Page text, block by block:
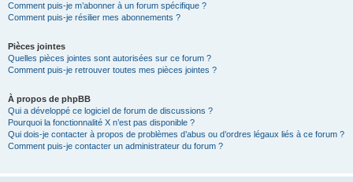
Comment puis-je m’abonner à un forum spécifique ?
Comment puis-je résilier mes abonnements ?
Pièces jointes
Quelles pièces jointes sont autorisées sur ce forum ?
Comment puis-je retrouver toutes mes pièces jointes ?
À propos de phpBB
Qui a développé ce logiciel de forum de discussions ?
Pourquoi la fonctionnalité X n’est pas disponible ?
Qui dois-je contacter à propos de problèmes d’abus ou d’ordres légaux liés à ce forum ?
Comment puis-je contacter un administrateur du forum ?